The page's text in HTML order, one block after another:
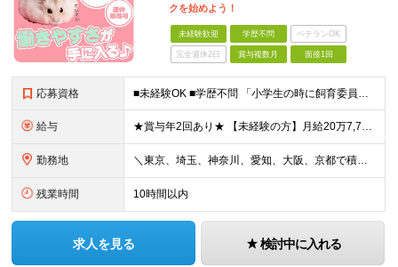
クを始めよう！
未経験歓迎 学歴不問 ベテランOK
完全週休2日 賞与複数月 面接1回
応募資格 ■未経験OK ■学歴不問 「小学生の時に飼育委員だった！」 なんて方もお待ちしております♪ ※ご自宅でのペット飼育について※ ご自宅でげっ歯類・ウサギのペット飼育を禁止しております。当社業務では清
給与 ★賞与年2回あり★ 【未経験の方】月給20万7,750円～＋賞与年2回＋残業代全額支給＋交通費支給 【生物系大卒の方】月給21万3,750円～＋賞与年2回＋残業代全額支給＋交通費支給 ★手当が充実
勤務地 ＼東京、埼玉、神奈川、愛知、大阪、京都で積極採用中！／ ・東京都：品川区 ・埼玉県：和光市 ・神奈川県：横浜市戸塚区、藤沢市 ・茨城県：つくば市 Lマイカー通勤OK！ ・愛知県：犬山市
残業時間 10時間以内
求人を見る 検討中に入れる